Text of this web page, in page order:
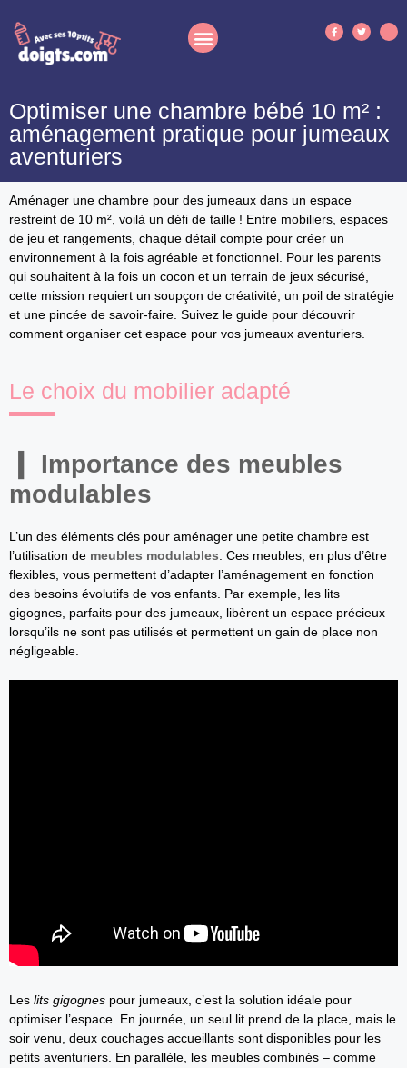
Optimiser une chambre bébé 10 m² :
aménagement pratique pour jumeaux
aventuriers
Aménager une chambre pour des jumeaux dans un espace
restreint de 10 m², voilà un défi de taille ! Entre mobiliers, espaces
de jeu et rangements, chaque détail compte pour créer un
environnement à la fois agréable et fonctionnel. Pour les parents
qui souhaitent à la fois un cocon et un terrain de jeux sécurisé,
cette mission requiert un soupçon de créativité, un poil de stratégie
et une pincée de savoir-faire. Suivez le guide pour découvrir
comment organiser cet espace pour vos jumeaux aventuriers.
Le choix du mobilier adapté
Importance des meubles
modulables
L’un des éléments clés pour aménager une petite chambre est
l’utilisation de meubles modulables . Ces meubles, en plus d’être
flexibles, vous permettent d’adapter l’aménagement en fonction
des besoins évolutifs de vos enfants. Par exemple, les lits
gigognes, parfaits pour des jumeaux, libèrent un espace précieux
lorsqu’ils ne sont pas utilisés et permettent un gain de place non
négligeable.
Les lits gigognes pour jumeaux, c’est la solution idéale pour
optimiser l’espace. En journée, un seul lit prend de la place, mais le
soir venu, deux couchages accueillants sont disponibles pour les
petits aventuriers. En parallèle, les meubles combinés – comme